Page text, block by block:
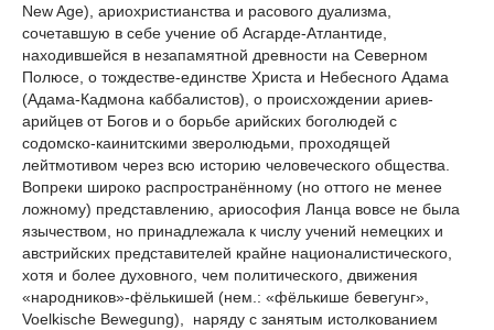
New Age), ариохристианства и расового дуализма,
сочетавшую в себе учение об Асгарде-Атлантиде,
находившейся в незапамятной древности на Северном
Полюсе, о тождестве-единстве Христа и Небесного Адама
(Адама-Кадмона каббалистов), о происхождении ариев-
арийцев от Богов и о борьбе арийских боголюдей с
содомско-каинитскими зверолюдьми, проходящей
лейтмотивом через всю историю человеческого общества.
Вопреки широко распространённому (но оттого не менее
ложному) представлению, ариософия Ланца вовсе не была
язычеством, но принадлежала к числу учений немецких и
австрийских представителей крайне националистического,
хотя и более духовного, чем политического, движения
«народников»-фёлькишей (нем.: «фёлькише бевегунг»,
Voelkische Bewegung), наряду с занятым истолкованием